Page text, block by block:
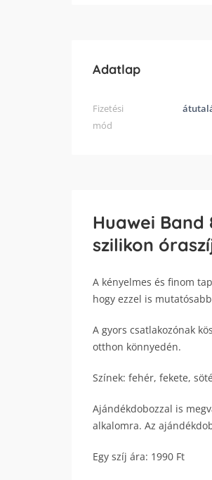
Adatlap
Fizetési
mód
Huawei Band
szilikon
A kényelmes és finom
hogy ezzel is
A gyors csatlakozónak
otthon könnyedén.
Színek: fehér, fekete,
Ajándékdobozzal is
alkalomra. Az
Egy szíj ára: 1990 Ft